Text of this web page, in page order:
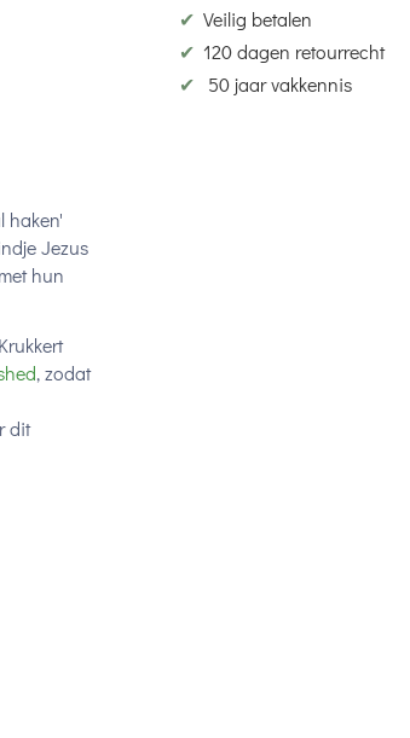
✔ Veilig betalen
✔ 120 dagen retourrecht
✔
50 jaar vakkennis
haken'
Jezus
hun
, zodat
dit